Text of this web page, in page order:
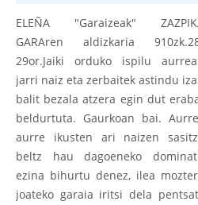
ELEÑA "Garaizeak"
GARAren aldizkaria
29or.Jaiki orduko ispilu
jarri naiz eta zerbaitek astindu
balit bezala atzera egin dut
beldurtuta. Gaurkoan bai.
aurre ikusten ari naizen
beltz hau dagoeneko
ezina bihurtu denez, ilea
joateko garaia iritsi dela